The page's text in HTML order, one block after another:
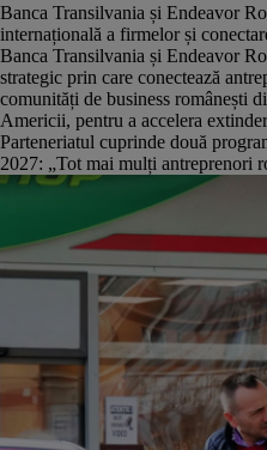
Banca Transilvania și Endeavor
internațională a firmelor și
Banca Transilvania și Endeavor
strategic prin care conectează
comunități de business românești
Americii, pentru a accelera
Parteneriatul cuprinde două
2027: „Tot mai mulți antreprenori